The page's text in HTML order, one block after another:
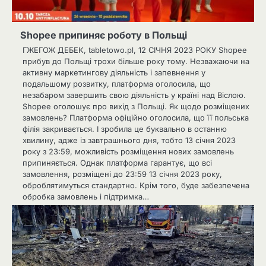
Shopee припиняє роботу в Польщі
ГЖЕГОЖ ДЕБЕК, tabletowo.pl, 12 СІЧНЯ 2023 РОКУ Shopee
прибув до Польщі трохи більше року тому. Незважаючи на
активну маркетингову діяльність і запевнення у
подальшому розвитку, платформа оголосила, що
незабаром завершить свою діяльність у країні над Віслою.
Shopee оголошує про вихід з Польщі. Як щодо розміщених
замовлень? Платформа офіційно оголосила, що її польська
філія закривається. І зробила це буквально в останню
хвилину, адже із завтрашнього дня, тобто 13 січня 2023
року з 23:59, можливість розміщення нових замовлень
припиняється. Однак платформа гарантує, що всі
замовлення, розміщені до 23:59 13 січня 2023 року,
оброблятимуться стандартно. Крім того, буде забезпечена
обробка замовлень і підтримка…